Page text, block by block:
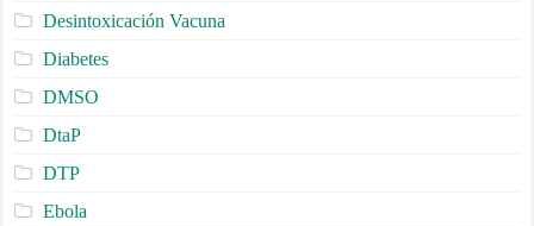
Desintoxicación Vacuna
Diabetes
DMSO
DtaP
DTP
Ebola